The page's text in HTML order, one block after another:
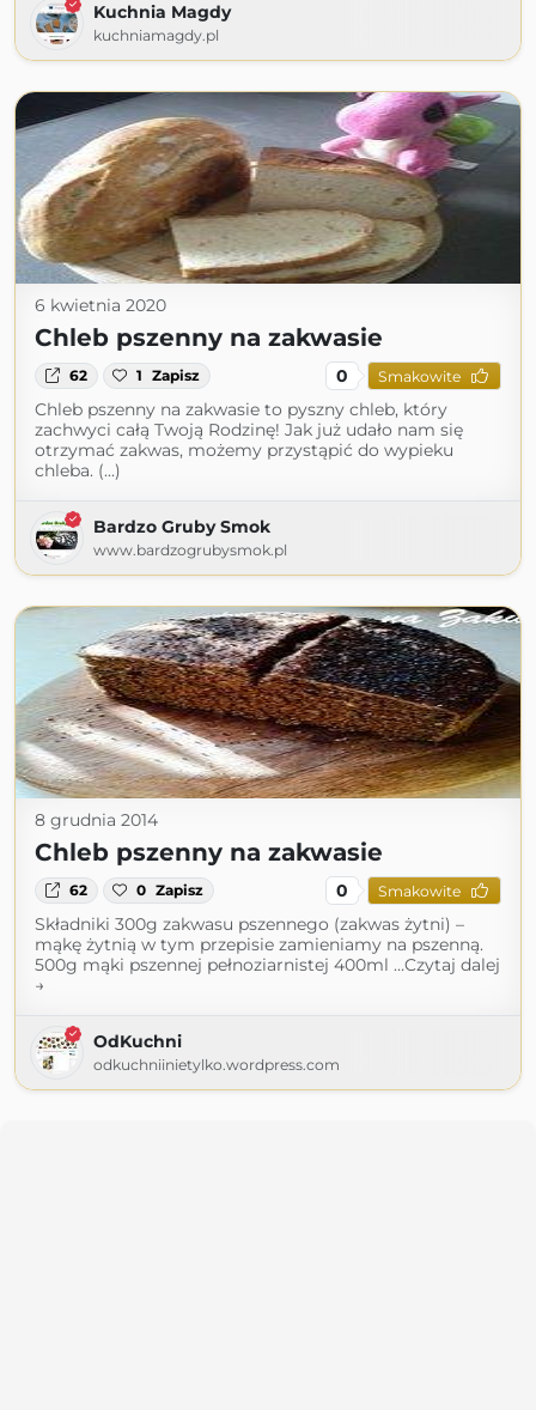
Kuchnia Magdy
kuchniamagdy.pl
6 kwietnia 2020
Chleb pszenny na zakwasie
62 1 Zapisz 0 Smakowite
Chleb pszenny na zakwasie to pyszny chleb, który
zachwyci całą Twoją Rodzinę! Jak już udało nam się
otrzymać zakwas, możemy przystąpić do wypieku
chleba. (...)
Bardzo Gruby Smok
www.bardzogrubysmok.pl
8 grudnia 2014
Chleb pszenny na zakwasie
62 0 Zapisz 0 Smakowite
Składniki 300g zakwasu pszennego (zakwas żytni) –
mąkę żytnią w tym przepisie zamieniamy na pszenną.
500g mąki pszennej pełnoziarnistej 400ml …Czytaj dalej
→
OdKuchni
odkuchniinietylko.wordpress.com